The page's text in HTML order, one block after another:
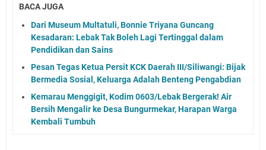
BACA JUGA
Dari Museum Multatuli, Bonnie Triyana Guncang
Kesadaran: Lebak Tak Boleh Lagi Tertinggal dalam
Pendidikan dan Sains
Pesan Tegas Ketua Persit KCK Daerah III/Siliwangi: Bijak
Bermedia Sosial, Keluarga Adalah Benteng Pengabdian
Kemarau Menggigit, Kodim 0603/Lebak Bergerak! Air
Bersih Mengalir ke Desa Bungurmekar, Harapan Warga
Kembali Tumbuh